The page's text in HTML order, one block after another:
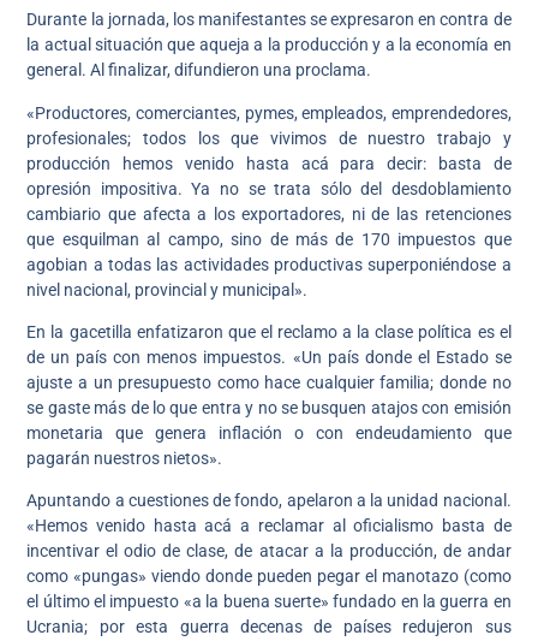
Durante la jornada, los manifestantes se expresaron en contra de
la actual situación que aqueja a la producción y a la economía en
general. Al finalizar, difundieron una proclama.
«Productores, comerciantes, pymes, empleados, emprendedores,
profesionales; todos los que vivimos de nuestro trabajo y
producción hemos venido hasta acá para decir: basta de
opresión impositiva. Ya no se trata sólo del desdoblamiento
cambiario que afecta a los exportadores, ni de las retenciones
que esquilman al campo, sino de más de 170 impuestos que
agobian a todas las actividades productivas superponiéndose a
nivel nacional, provincial y municipal».
En la gacetilla enfatizaron que el reclamo a la clase política es el
de un país con menos impuestos. «Un país donde el Estado se
ajuste a un presupuesto como hace cualquier familia; donde no
se gaste más de lo que entra y no se busquen atajos con emisión
monetaria que genera inflación o con endeudamiento que
pagarán nuestros nietos».
Apuntando a cuestiones de fondo, apelaron a la unidad nacional.
«Hemos venido hasta acá a reclamar al oficialismo basta de
incentivar el odio de clase, de atacar a la producción, de andar
como «pungas» viendo donde pueden pegar el manotazo (como
el último el impuesto «a la buena suerte» fundado en la guerra en
Ucrania; por esta guerra decenas de países redujeron sus